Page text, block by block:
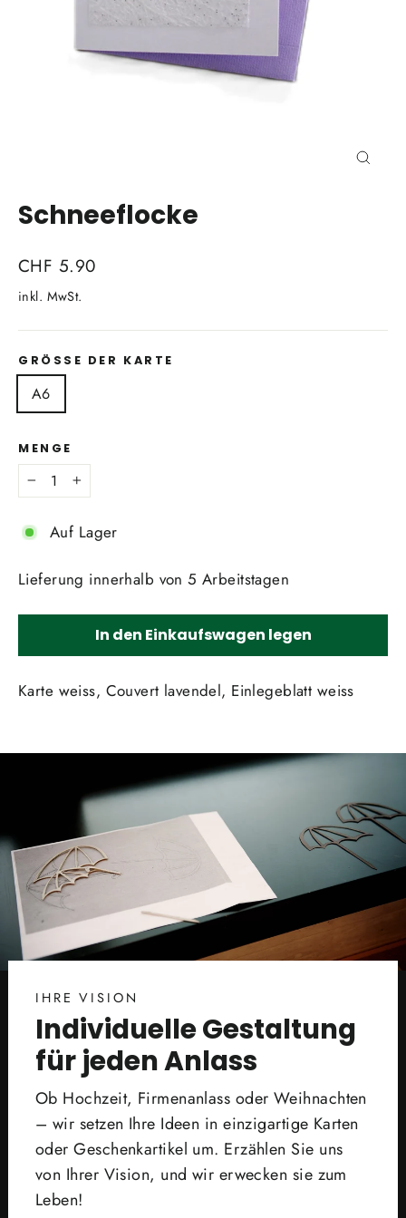
Schneeflocke
Normaler
Preis
CHF 5.90
inkl. MwSt.
GRÖSSE DER KARTE
A6
MENGE
−
+
Auf Lager
Lieferung innerhalb von 5 Arbeitstagen
In den Einkaufswagen legen
Karte weiss, Couvert lavendel, Einlegeblatt weiss
IHRE VISION
Individuelle Gestaltung
für jeden Anlass
Ob Hochzeit, Firmenanlass oder Weihnachten
– wir setzen Ihre Ideen in einzigartige Karten
oder Geschenkartikel um. Erzählen Sie uns
von Ihrer Vision, und wir erwecken sie zum
Leben!